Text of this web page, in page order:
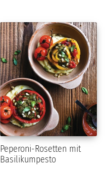
Peperoni-Rosetten mit
Basilikumpesto